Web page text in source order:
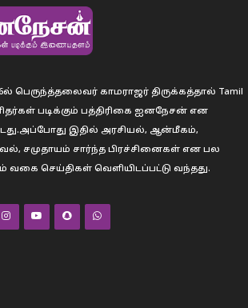
பெருந்த்தலைவர் காமராஜர் திருக்கத்தால் Tamil
படிக்கும் பத்திரிகை ஐனநேசன் என
இதில் அரசியல், ஆன்மீகம்,
சமுதாயம் சார்ந்த பிரச்சினைகள் என பல
வகை செய்திகள் வெளியிடப்பட்டு வந்தது.